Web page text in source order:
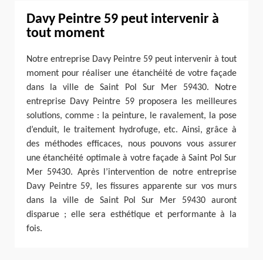
Davy Peintre 59 peut intervenir à
tout moment
Notre entreprise Davy Peintre 59 peut intervenir à tout
moment pour réaliser une étanchéité de votre façade
dans la ville de Saint Pol Sur Mer 59430. Notre
entreprise Davy Peintre 59 proposera les meilleures
solutions, comme : la peinture, le ravalement, la pose
d’enduit, le traitement hydrofuge, etc. Ainsi, grâce à
des méthodes efficaces, nous pouvons vous assurer
une étanchéité optimale à votre façade à Saint Pol Sur
Mer 59430. Après l’intervention de notre entreprise
Davy Peintre 59, les fissures apparente sur vos murs
dans la ville de Saint Pol Sur Mer 59430 auront
disparue ; elle sera esthétique et performante à la
fois.